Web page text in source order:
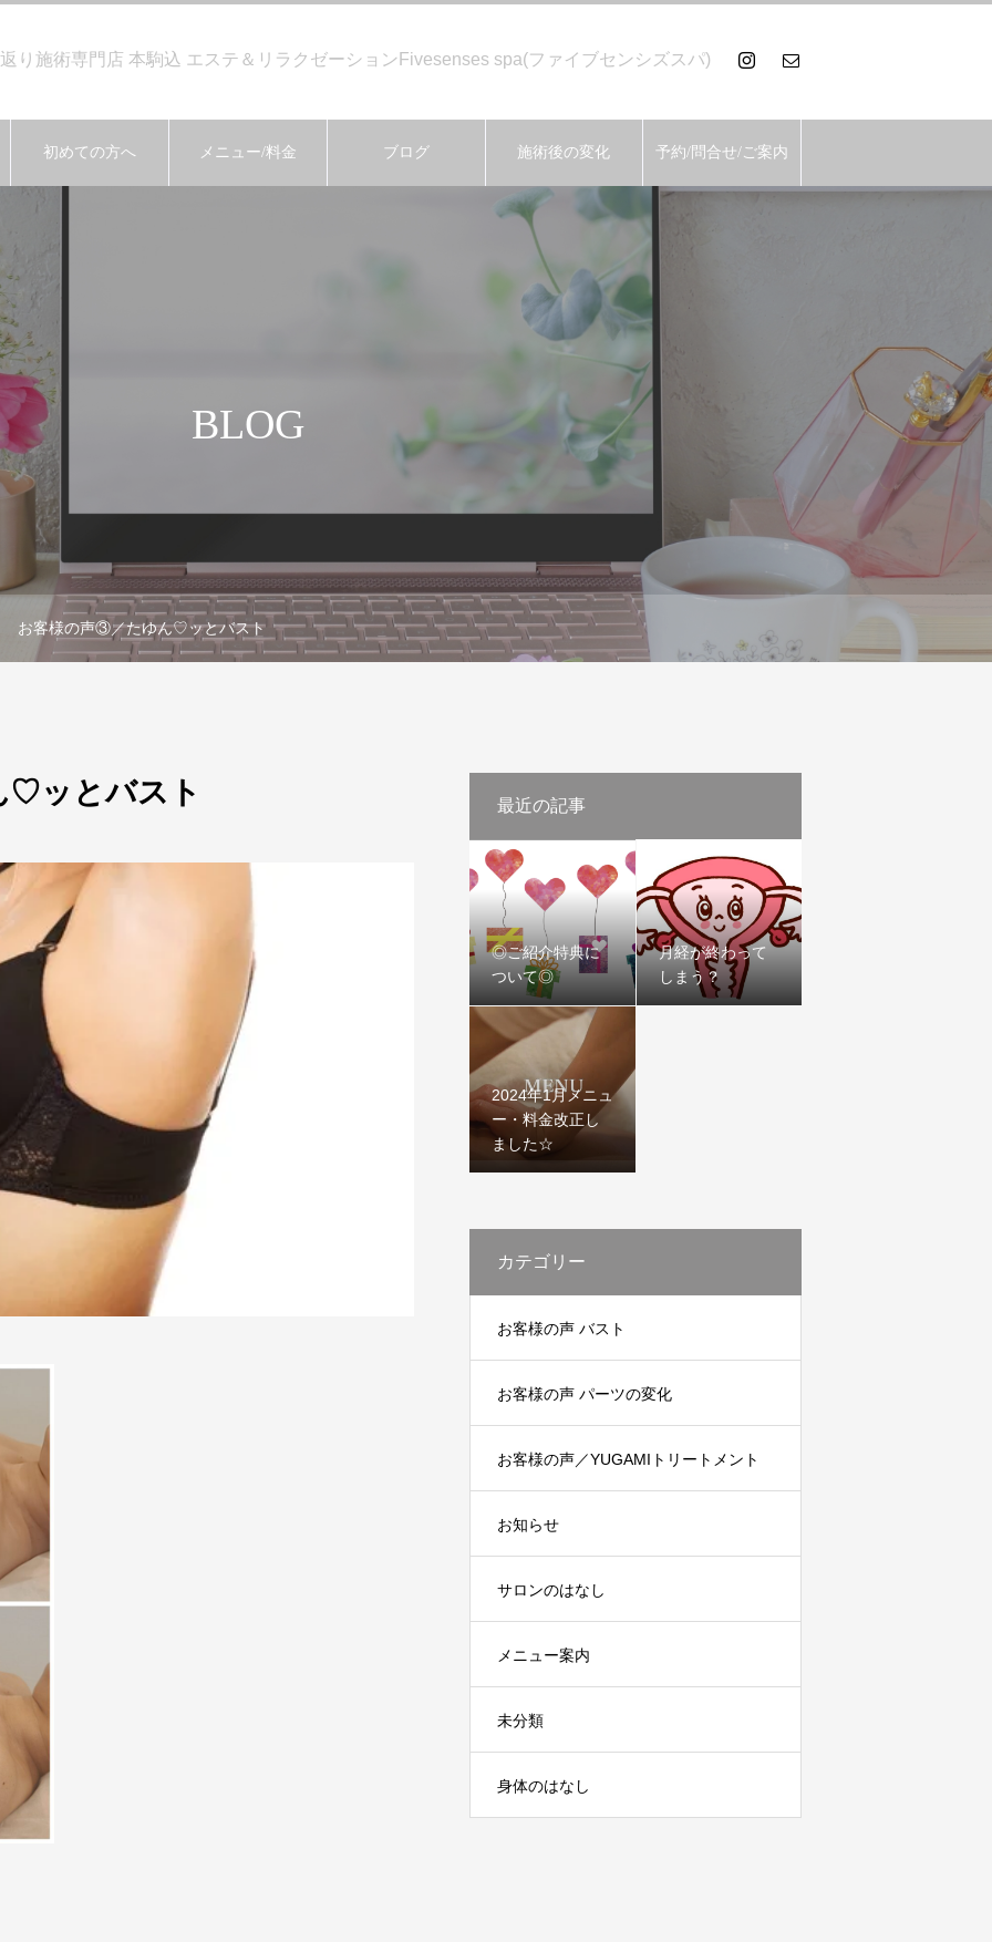
り施術専門店 本駒込 エステ＆リラクゼーションFivesenses spa(ファイブセンシズスパ)
初めての方へ メニュー/料金 ブログ 施術後の変化 予約/問合せ/ご案内
BLOG
お客様の声③／たゆん♡ッとバスト
♡ッとバスト 最近の記事
◎ご紹介特典に
ついて◎
月経が終わって
しまう？
2024年1月メニュ
ー・料金改正し
ました☆
カテゴリー
お客様の声 バスト
お客様の声 パーツの変化
お客様の声／YUGAMIトリートメント
お知らせ
サロンのはなし
メニュー案内
未分類
身体のはなし